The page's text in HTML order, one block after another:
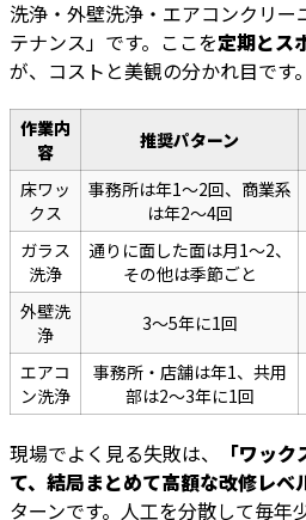
洗浄・外壁洗浄・エアコンクリ
テナンス」です。ここを定期とス
が、コストと美観の分かれ目です。
作業内
容
推奨パターン
床ワッ
クス
事務所は年1〜2回、商業系
は年2〜4回
ガラス
洗浄
通りに面した面は月1〜2、
その他は季節ごと
外壁洗
浄
3〜5年に1回
エアコ
ン洗浄
事務所・店舗は年1、共用
部は2〜3年に1回
現場でよく見る失敗は、
「ワッ
て、結局まとめて高額な改修レベ
ターンです。人工を分散して毎年